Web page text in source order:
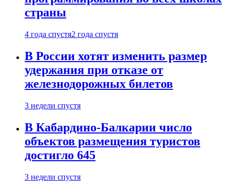
страны
4 года спустя2 года спустя
В России хотят изменить размер
удержания при отказе от
железнодорожных билетов
3 недели спустя
В Кабардино-Балкарии число
объектов размещения туристов
достигло 645
3 недели спустя